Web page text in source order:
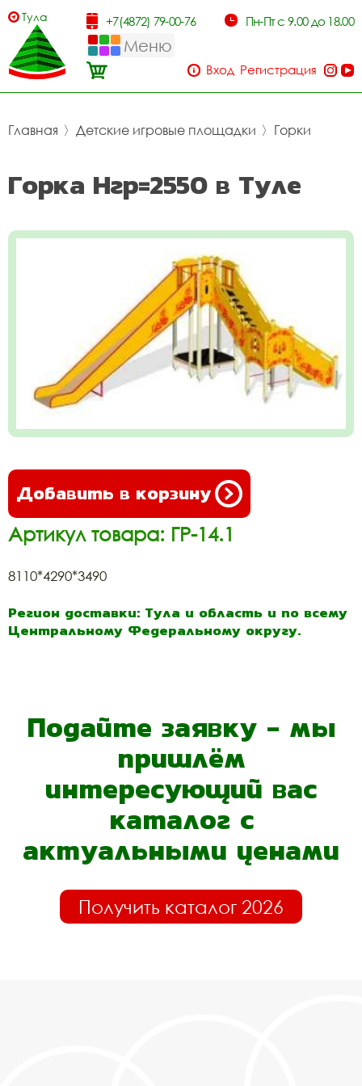
Тула +7(4872) 79-00-76 Пн-Пт с 9.00 до 18.00
Меню
Вход Регистрация
Главная 〉 Детские игровые площадки 〉 Горки
Горка Нгр=2550 в Туле
Добавить в корзину
Артикул товара: ГР-14.1
8110*4290*3490
Регион доставки: Тула и область и по всему
Центральному Федеральному округу.
Подайте заявку - мы
пришлём
интересующий вас
каталог с
актуальными ценами
Получить каталог 2026